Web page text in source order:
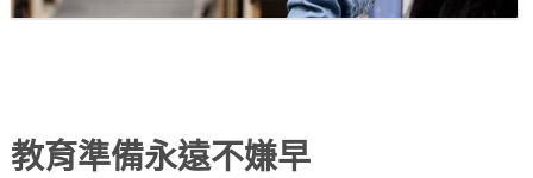
教育準備永遠不嫌早